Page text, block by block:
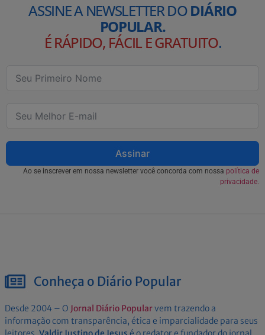
ASSINE A NEWSLETTER DODIÁRIO
POPULAR.
É RÁPIDO, FÁCIL E GRATUITO.
Assinar
Ao se inscrever em nossa newsletter você concorda com nossa política de
privacidade.
Conheça o Diário Popular
Desde 2004 – O Jornal Diário Popularvem trazendo a
informação com transparência, ética e imparcialidade para seus